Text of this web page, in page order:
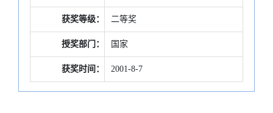
获奖等级： 二等奖
授奖部门： 国家
获奖时间： 2001-8-7